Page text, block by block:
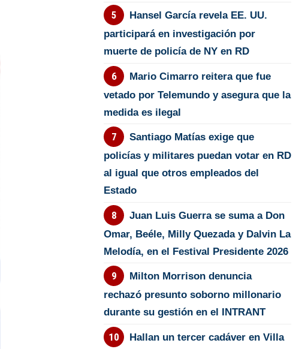
Hansel García revela EE. UU.
participará en investigación por
muerte de policía de NY en RD
Mario Cimarro reitera que fue
vetado por Telemundo y asegura que la
medida es ilegal
Santiago Matías exige que
policías y militares puedan votar en RD
al igual que otros empleados del
Estado
Juan Luis Guerra se suma a Don
Omar, Beéle, Milly Quezada y Dalvin La
Melodía, en el Festival Presidente 2026
Milton Morrison denuncia
rechazó presunto soborno millonario
durante su gestión en el INTRANT
Hallan un tercer cadáver en Villa